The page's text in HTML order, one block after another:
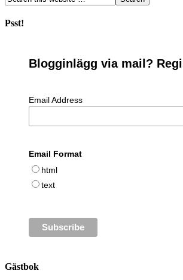
Psst!
Blogginlägg via mail?
Email Address
Email Format
html
text
Gästbok